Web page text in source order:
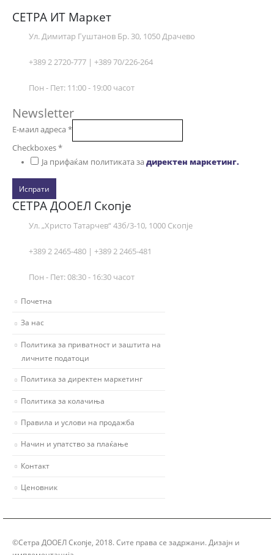
СЕТРА ИТ Маркет
Ул. Димитар Гуштанов Бр. 30, 1050 Драчево
+389 2 2720-777 | +389 70/226-264
Пон - Пет: 11:00 - 19:00 часот
Newsletter
Е-маил адреса*
Checkboxes*
Ја прифаќам политиката задиректен маркетинг.
Испрати
СЕТРА ДООЕЛ Скопје
Ул. „Христо Татарчев“ 43б/3-10, 1000 Скопје
+389 2 2465-480 | +389 2 2465-481
Пон - Пет: 08:30 - 16:30 часот
Почетна
За нас
Политика за приватност и заштита на
личните податоци
Политика за директен маркетинг
Политика за колачиња
Правила и услови на продажба
Начин и упатство за плаќање
Контакт
Ценовник
©Сетра ДООЕЛ Скопје, 2018. Сите права се задржани. Дизајн и